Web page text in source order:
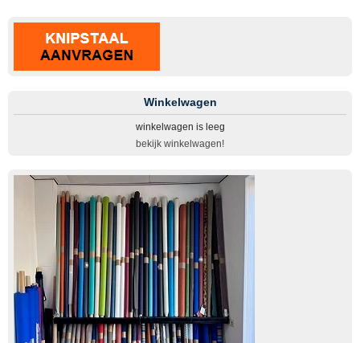
Winkelwagen
winkelwagen is leeg
bekijk winkelwagen!